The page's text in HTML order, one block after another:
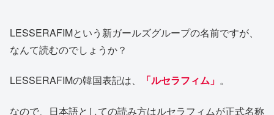
LESSERAFIMという新ガールズグループの名前ですが、
なんて読むのでしょうか？
LESSERAFIMの韓国表記は、 「ルセラフィム」 。
なので、日本語としての読み方はルセラフィムが正式名称